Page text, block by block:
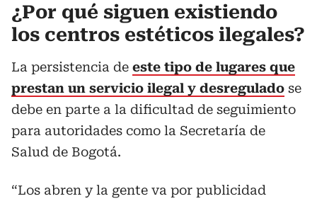
¿Por qué siguen existiendo
los centros estéticos ilegales?
La persistencia de este tipo de lugares que
prestan un servicio ilegal y desregulado se
debe en parte a la dificultad de seguimiento
para autoridades como la Secretaría de
Salud de Bogotá.
“Los abren y la gente va por publicidad